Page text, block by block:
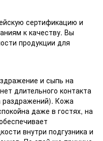
сертификацию и
к качеству. Вы
продукции для
и сыпь на
длительного контакта
раздражений). Кожа
даже в гостях, на
внутри подгузника и